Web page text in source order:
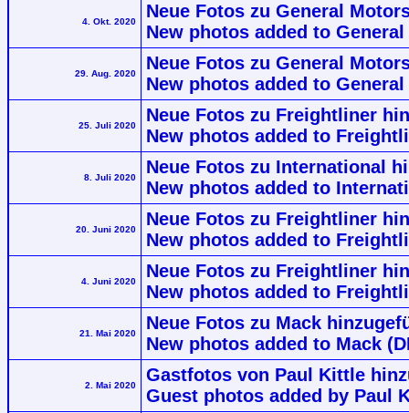
4. Okt. 2020
Neue Fotos zu General
New photos added to
29. Aug. 2020
Neue Fotos zu General
New photos added to
25. Juli 2020
Neue Fotos zu Freightliner
New photos added to
8. Juli 2020
Neue Fotos zu International
New photos added to
20. Juni 2020
Neue Fotos zu Freightliner
New photos added to
4. Juni 2020
Neue Fotos zu Freightliner
New photos added to
21. Mai 2020
Neue Fotos zu Mack
New photos added to Mack
2. Mai 2020
Gastfotos von Paul Kittle
Guest photos added by Paul